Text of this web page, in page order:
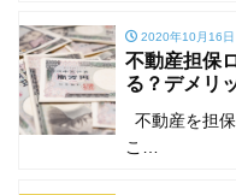
2020年10月16日
不動産担保
る？デメリ
不動産を担
こ…